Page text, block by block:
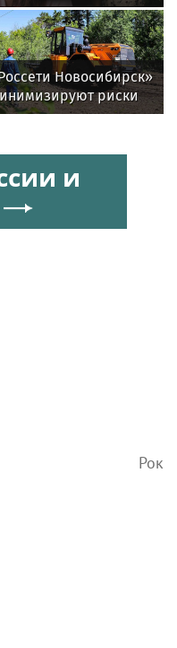
и новые
как живет
после развода с
Самойловой
Новосибирск»
риски
ЛЭП за
просек
и
Рок